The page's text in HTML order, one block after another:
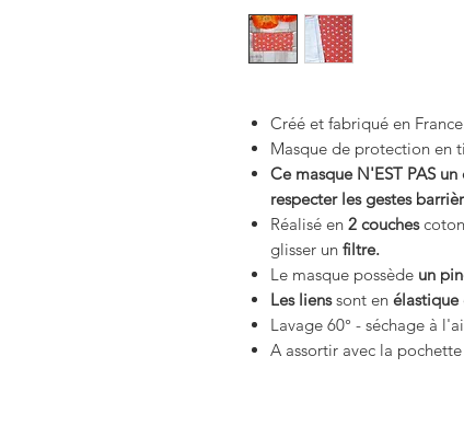
Créé et fabriqué en
Masque de protection en
Ce masque N'EST PAS
respecter les gestes
Réalisé en 2 couchescoton
glisser un filtre.
Le masque possède un
Les lienssont en élastique
Lavage 60° - séchage à
A assortir avec la